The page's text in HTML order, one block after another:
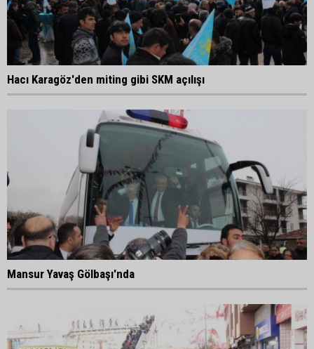
Hacı Karagöz'den miting gibi SKM açılışı
Mansur Yavaş Gölbaşı'nda